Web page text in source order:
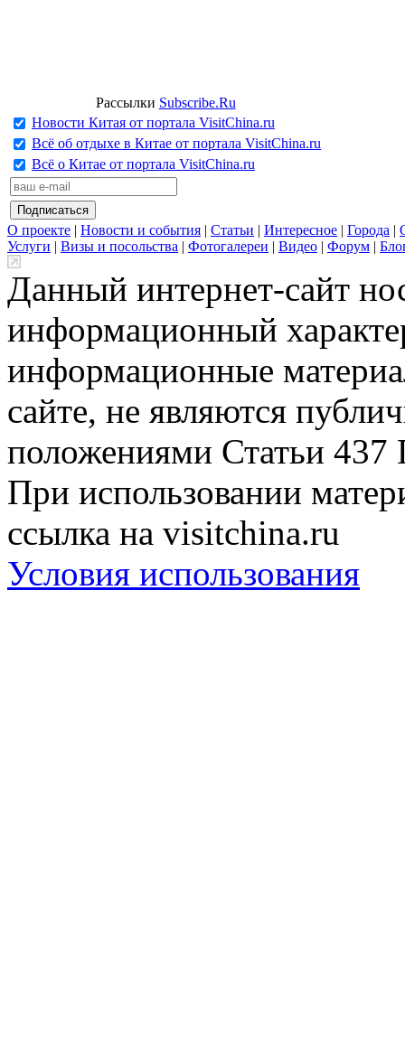
Рассылки Subscribe.Ru
Новости Китая от портала VisitChina.ru
Всё об отдыхе в Китае от портала VisitChina.ru
Всё о Китае от портала VisitChina.ru
О проекте | Новости и события | Статьи | Интересное | Города |
Услуги | Визы и посольства | Фотогалереи | Видео | Форум |
Данный интернет-сайт
информационный
информационные
сайте, не являются
положениями Статьи 437
При использовании
ссылка на visitchina.ru
Условия использования